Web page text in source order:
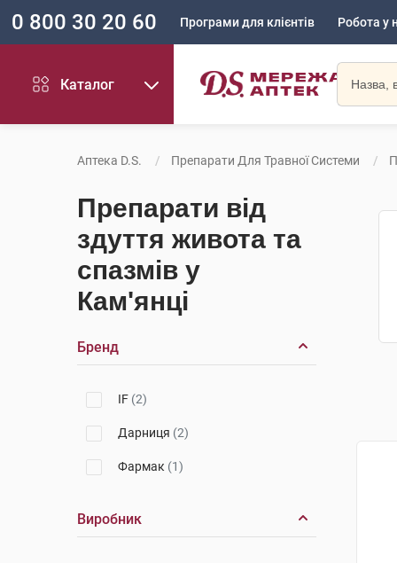
0 800 30 20 60 Програми для клієнтів Робота у
Каталог
Аптека D.S. Препарати Для Травної Системи
Препарати від
здуття живота та
спазмів у
Кам'янці
Бренд
IF (2)
Дарниця (2)
Фармак (1)
Виробник